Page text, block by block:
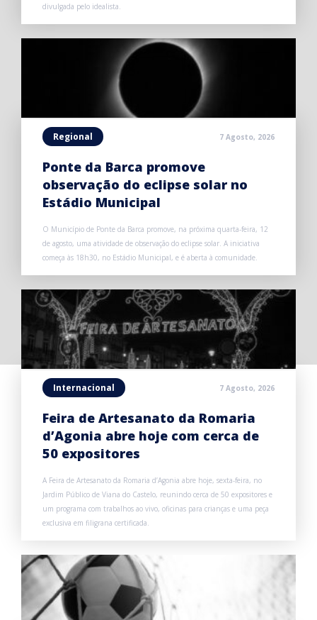
divulgada pelo idealista.
Regional 7 Agosto, 2026
Ponte da Barca promove
observação do eclipse solar no
Estádio Municipal
O Município de Ponte da Barca promove, na próxima quarta-feira, 12
de agosto, uma atividade de observação do eclipse solar. A iniciativa
começa às 18h30, no Estádio Municipal, e é aberta à comunidade.
Internacional 7 Agosto, 2026
Feira de Artesanato da Romaria
d’Agonia abre hoje com cerca de
50 expositores
A Feira de Artesanato da Romaria d’Agonia abre hoje, sexta-feira, no
Jardim Público de Viana do Castelo, reunindo cerca de 50 expositores e
um programa com trabalhos ao vivo, oficinas para crianças e uma peça
exclusiva em filigrana certificada.